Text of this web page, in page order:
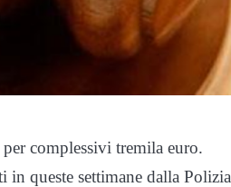
complessivi tremila euro.
in queste settimane dalla Polizia